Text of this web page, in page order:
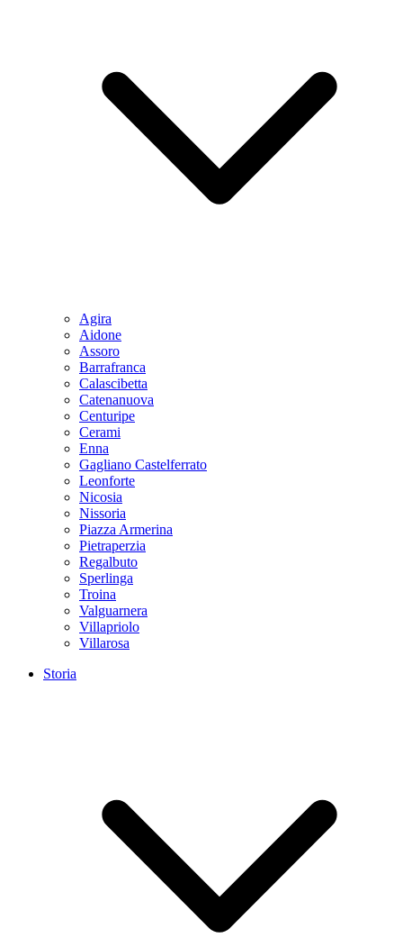
Agira
Aidone
Assoro
Barrafranca
Calascibetta
Catenanuova
Centuripe
Cerami
Enna
Gagliano Castelferrato
Leonforte
Nicosia
Nissoria
Piazza Armerina
Pietraperzia
Regalbuto
Sperlinga
Troina
Valguarnera
Villapriolo
Villarosa
Storia